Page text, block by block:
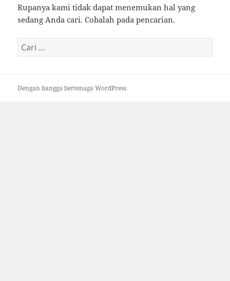
Rupanya kami tidak dapat menemukan hal yang
sedang Anda cari. Cobalah pada pencarian.
Cari
untuk:
Dengan bangga bertenaga WordPress